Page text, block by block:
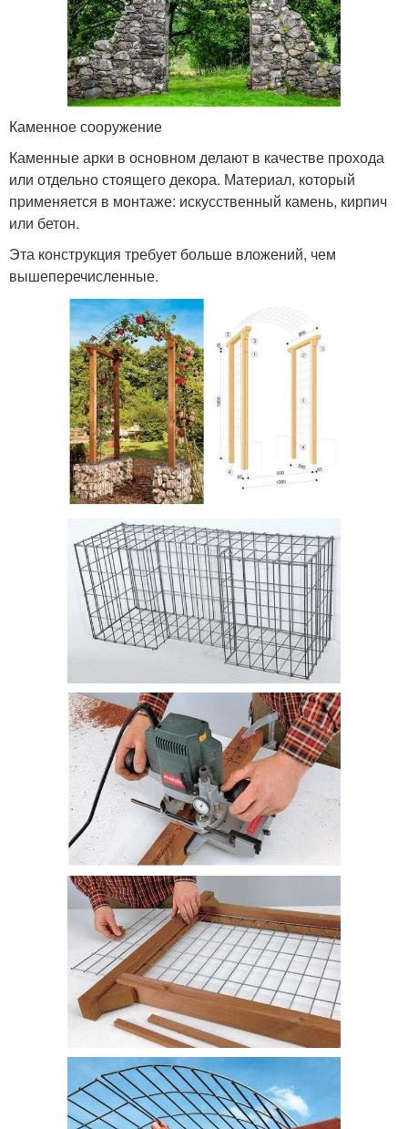
Каменное сооружение
Каменные арки в основном делают в качестве прохода
или отдельно стоящего декора. Материал, который
применяется в монтаже: искусственный камень, кирпич
или бетон.
Эта конструкция требует больше вложений, чем
вышеперечисленные.